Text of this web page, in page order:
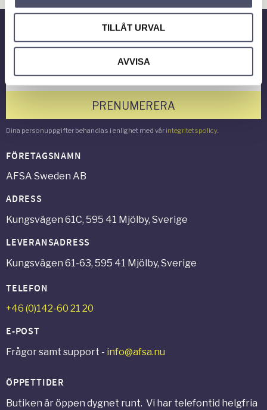
TILLÅT URVAL
AVVISA
Nyhetsbrev
PRENUMERERA
Dina personuppgifter behandlas i enlighet med vår integritetspolicy.
FÖRETAGSNAMN
AFSA Sweden AB
ADRESS
Kungsvägen 61C, 595 41 Mjölby, Sverige
LEVERANSADRESS
Kungsvägen 61-63, 595 41 Mjölby, Sverige
TELEFON
+46 (0)142-60 21 20
E-POST
Frågor samt support - info@afsa.nu
ÖPPETTIDER
Butiken är öppen dygnet runt. Vi har telefontid helgfria